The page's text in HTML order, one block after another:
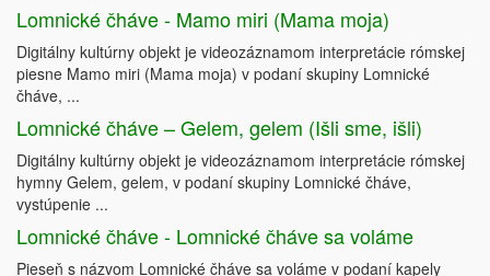
Lomnické čháve - Mamo miri (Mama moja)
Digitálny kultúrny objekt je videozáznamom interpretácie rómskej
piesne Mamo miri (Mama moja) v podaní skupiny Lomnické
čháve, ...
Lomnické čháve – Gelem, gelem (Išli sme, išli)
Digitálny kultúrny objekt je videozáznamom interpretácie rómskej
hymny Gelem, gelem, v podaní skupiny Lomnické čháve,
vystúpenie ...
Lomnické čháve - Lomnické čháve sa voláme
Pieseň s názvom Lomnické čháve sa voláme v podaní kapely